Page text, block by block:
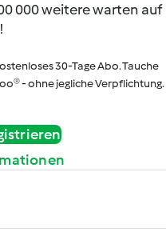
000 weitere warten auf
30-Tage Abo. Tauche
- ohne jegliche Verpflichtung.